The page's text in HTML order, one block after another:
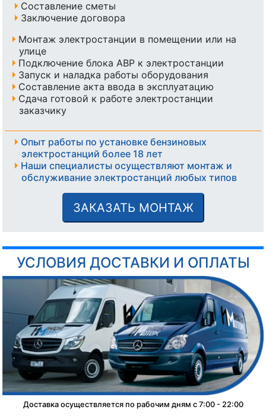
Составление сметы
Заключение договора
Монтаж электростанции в помещении или на
улице
Подключение блока АВР к электростанции
Запуск и наладка работы оборудования
Составление акта ввода в эксплуатацию
Сдача готовой к работе электростанции
заказчику
Опыт работы по установке бензиновых
электростанций более 18 лет
Наши специалисты осуществляют монтаж и
обслуживание электростанций любых типов
ЗАКАЗАТЬ МОНТАЖ
УСЛОВИЯ ДОСТАВКИ И ОПЛАТЫ
Доставка осуществляется по рабочим дням с 7:00 - 22:00